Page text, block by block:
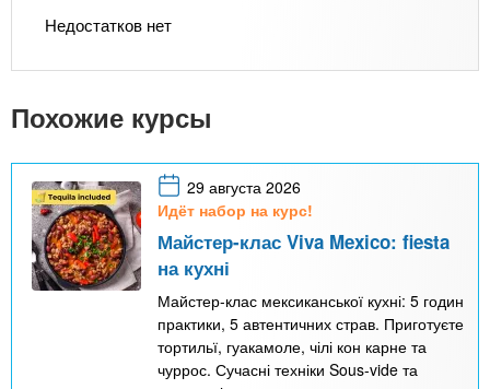
Недостатков нет
Похожие курсы
29 августа 2026
Идёт набор на курс!
Майстер-клас Viva Mexico: fiesta
на кухні
Майстер-клас мексиканської кухні: 5 годин
практики, 5 автентичних страв. Приготуєте
тортильї, гуакамоле, чілі кон карне та
чуррос. Сучасні техніки Sous-vide та